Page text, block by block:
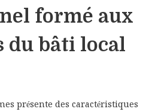
formé aux
du bâti local
présente des caractéristiques